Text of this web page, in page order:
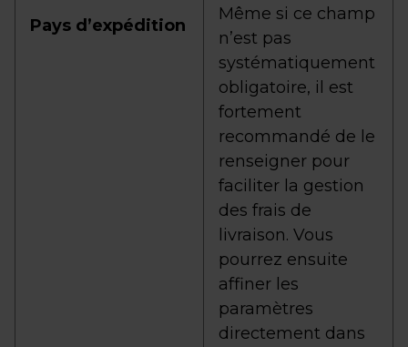
Pays d’expédition
Même si ce champ
n’est pas
systématiquement
obligatoire, il est
fortement
recommandé de le
renseigner pour
faciliter la gestion
des frais de
livraison. Vous
pourrez ensuite
affiner les
paramètres
directement dans